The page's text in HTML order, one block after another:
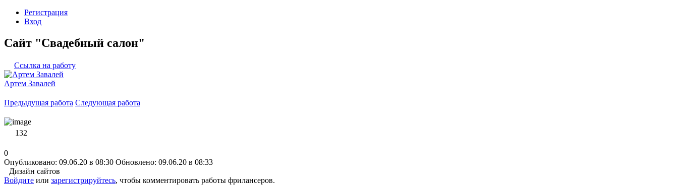
Регистрация
Вход
Сайт "Свадебный салон"
Ссылка на работу
Артем Завалей
Предыдущая работа Следующая работа
132
0
Опубликовано: 09.06.20 в 08:30 Обновлено: 09.06.20 в 08:33
Дизайн сайтов
Войдите или зарегистрируйтесь, чтобы комментировать работы фрилансеров.